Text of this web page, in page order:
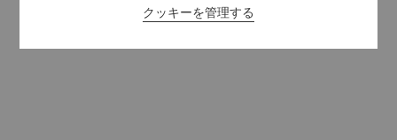
クッキーを管理する